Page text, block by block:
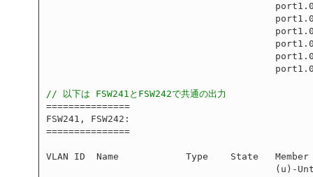
// 以下は FSW241とFSW242で共通の出力
===============
FSW241, FSW242:
===============
VLAN ID  Name            Type    State   Member